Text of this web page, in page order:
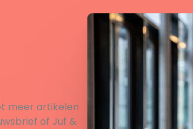
meer artikelen
of Juf &